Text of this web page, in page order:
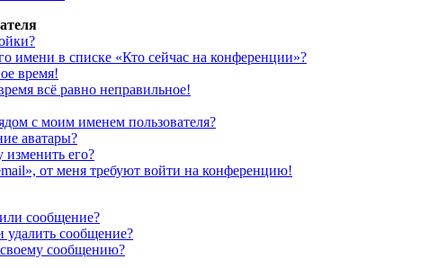
имени в списке «Кто сейчас на конференции»?
время!
всё равно неправильное!
с моим именем пользователя?
аватары?
изменить его?
от меня требуют войти на конференцию!
сообщение?
удалить сообщение?
сообщению?